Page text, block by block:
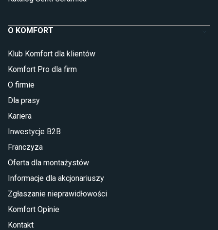
O KOMFORT
Klub Komfort dla klientów
Komfort Pro dla firm
O firmie
Dla prasy
Kariera
Inwestycje B2B
Franczyza
Oferta dla montażystów
Informacje dla akcjonariuszy
Zgłaszanie nieprawidłowości
Komfort Opinie
Kontakt